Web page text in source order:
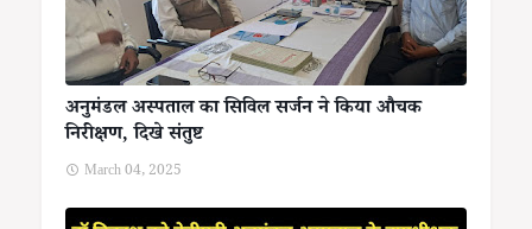
अनुमंडल अस्पताल का सिविल सर्जन ने किया औचक
निरीक्षण, दिखे संतुष्ट
March 04, 2025